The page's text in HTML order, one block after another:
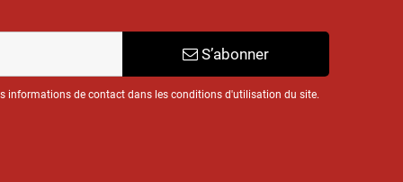
S’abonner
informations de contact dans les conditions d'utilisation du site.